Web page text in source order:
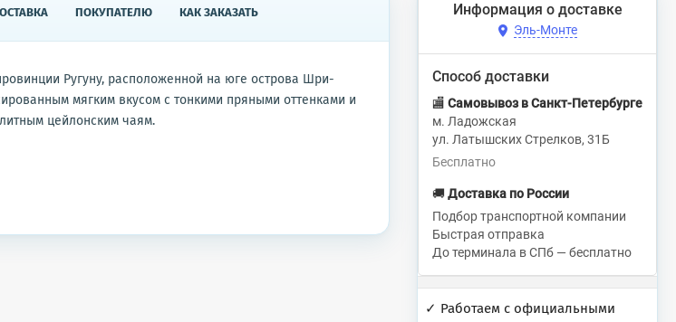
ПОКУПАТЕЛЮ КАК ЗАКАЗАТЬ
Ругуну, расположенной на юге острова Шри-
мягким вкусом с тонкими пряными оттенками и
цейлонским чаям.
Информация о доставке
Эль-Монте
Способ доставки
🏬 Самовывоз в Санкт-Петербурге
м. Ладожская
ул. Латышских Стрелков, 31Б
Бесплатно
🚚 Доставка по России
Подбор транспортной компании
Быстрая отправка
До терминала в СПб — бесплатно
✓ Работаем с официальными